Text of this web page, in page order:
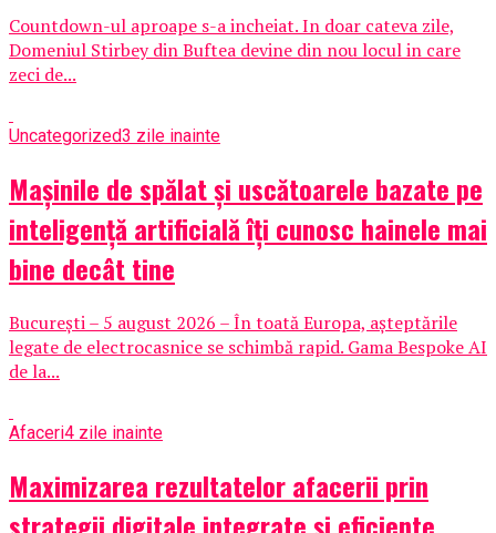
Countdown-ul aproape s-a incheiat. In doar cateva zile,
Domeniul Stirbey din Buftea devine din nou locul in care
zeci de...
Uncategorized3 zile inainte
Mașinile de spălat și uscătoarele bazate pe
inteligență artificială îți cunosc hainele mai
bine decât tine
București – 5 august 2026 – În toată Europa, așteptările
legate de electrocasnice se schimbă rapid. Gama Bespoke AI
de la...
Afaceri4 zile inainte
Maximizarea rezultatelor afacerii prin